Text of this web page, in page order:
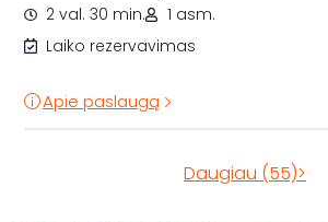
2 val. 30 min.
1 asm.
Laiko rezervavimas
Apie paslaugą
Daugiau (55)>